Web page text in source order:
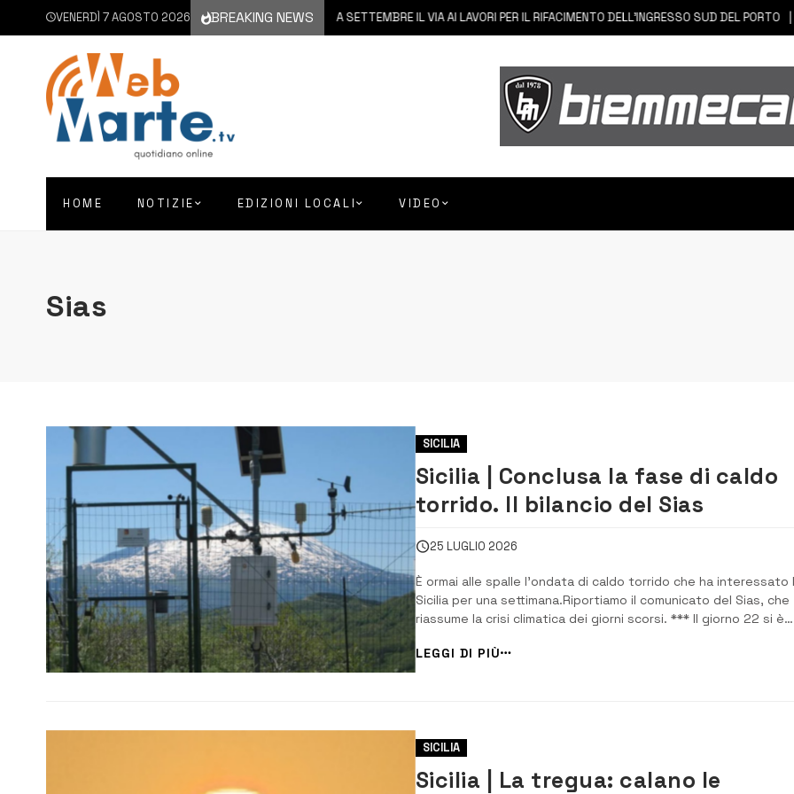
VENERDÌ 7 AGOSTO 2026 BREAKING NEWS
6 AGOSTO 2026 CATANIA | A SETTEMBRE IL VIA AI LAVORI PER IL RIFACIMENTO DELL’INGRESSO SUD DEL PORTO 6
HOME NOTIZIE EDIZIONI LOCALI VIDEO
Sias
SICILIA
Sicilia | Conclusa la fase di caldo
torrido. Il bilancio del Sias
25 LUGLIO 2026
È ormai alle spalle l’ondata di caldo torrido che ha interessato
Sicilia per una settimana.Riportiamo il comunicato del Sias, che
riassume la crisi climatica dei giorni scorsi. *** Il giorno 22 si è
localmente oltre 40 °C, che ha caratterizzato in Sicilia questo
luglio 2026 [&hellip...
LEGGI DI PIÙ
SICILIA
Sicilia | La tregua: calano le